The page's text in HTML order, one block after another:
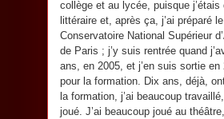
collège et au lycée, puisque j’étais
littéraire et, après ça, j’ai préparé
Conservatoire National Supérieur
de Paris ; j’y suis rentrée quand
ans, en 2005, et j’en suis sortie en
pour la formation. Dix ans, déjà,
la formation, j’ai beaucoup
joué. J’ai beaucoup joué au